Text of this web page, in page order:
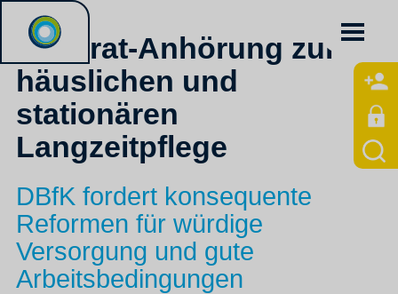
Ethikrat-Anhörung zur
häuslichen und
stationären
Langzeitpflege
DBfK fordert konsequente
Reformen für würdige
Versorgung und gute
Arbeitsbedingungen